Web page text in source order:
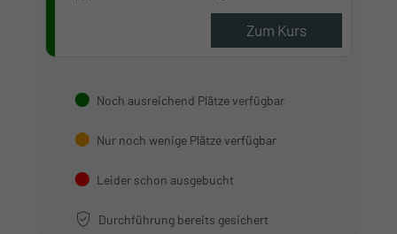
Zum Kurs
Noch ausreichend Plätze verfügbar
Nur noch wenige Plätze verfügbar
Leider schon ausgebucht
Durchführung bereits gesichert